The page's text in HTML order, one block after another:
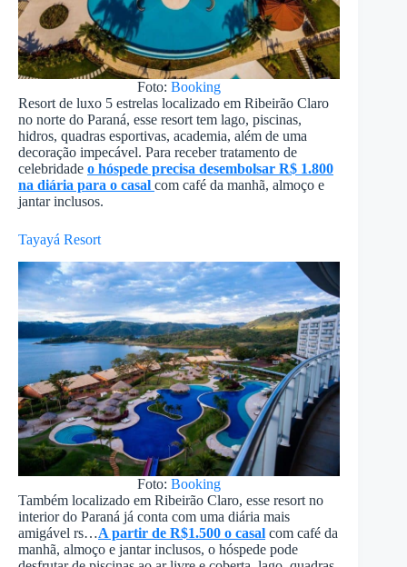
Foto:Booking
Resort de luxo 5 estrelas localizado em Ribeirão Claro
no norte do Paraná, esse resort tem lago, piscinas,
hidros, quadras esportivas, academia, além de uma
decoração impecável. Para receber tratamento de
celebridade o hóspede precisa desembolsar R$ 1.800
na diária para o casal com café da manhã, almoço e
jantar inclusos.
Tayayá Resort
Foto:Booking
Também localizado em Ribeirão Claro, esse resort no
interior do Paraná já conta com uma diária mais
amigável rs…A partir de R$1.500 o casal com café da
manhã, almoço e jantar inclusos, o hóspede pode